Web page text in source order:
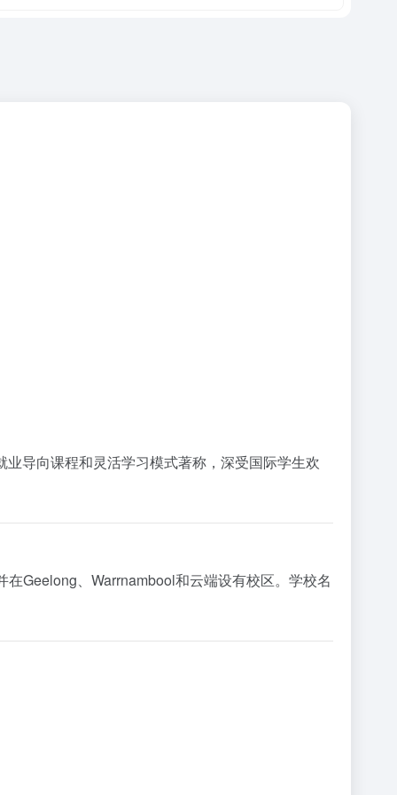
导向课程和灵活学习模式著称，深受国际学生欢
Geelong、Warrnambool和云端设有校区。学校名